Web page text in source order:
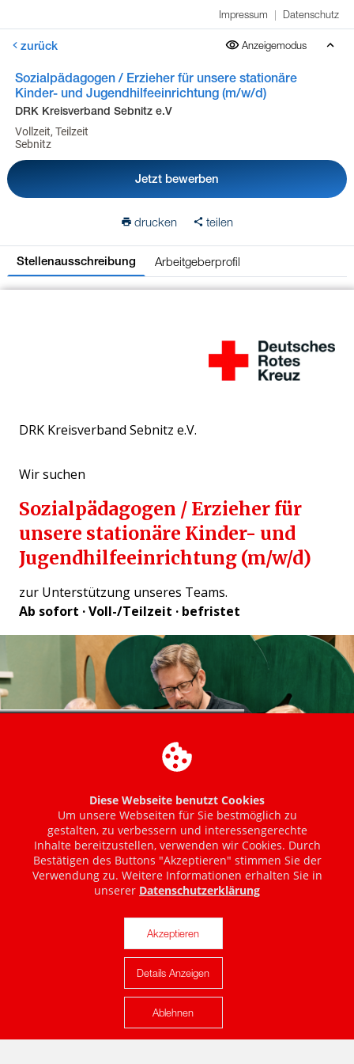
Impressum | Datenschutz
zurück Anzeigemodus
Sozialpädagogen / Erzieher für unsere stationäre
Kinder- und Jugendhilfeeinrichtung (m/w/d)
DRK Kreisverband Sebnitz e.V
Vollzeit, Teilzeit
Sebnitz
Jetzt bewerben
drucken teilen
Stellenausschreibung Arbeitgeberprofil
Karte anzeigen
Diese Webseite benutzt Cookies
Um unsere Webseiten für Sie bestmöglich zu
gestalten, zu verbessern und interessengerechte
Inhalte bereitzustellen, verwenden wir Cookies. Durch
Bestätigen des Buttons "Akzeptieren" stimmen Sie der
Verwendung zu. Weitere Informationen erhalten Sie in
unserer Datenschutzerklärung
Akzeptieren
Details Anzeigen
Ablehnen